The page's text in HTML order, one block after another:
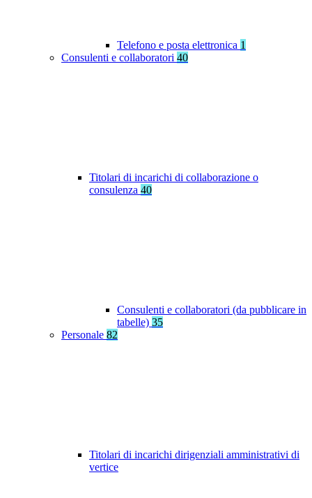
Telefono e posta elettronica 1
Consulenti e collaboratori 40
Titolari di incarichi di collaborazione o
consulenza 40
Consulenti e collaboratori (da pubblicare in
tabelle) 35
Personale 82
Titolari di incarichi dirigenziali amministrativi di
vertice